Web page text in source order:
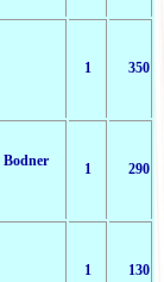
1 350
Bodner
1 290
1 130